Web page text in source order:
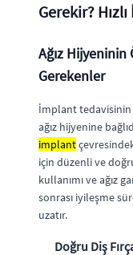
Gerekir?
Ağız
Gerekenler
İmplant tedavisinin
ağız hijyenine
implant
için düzenli ve
kullanımı ve ağız
sonrası iyileşme
uzatır.
Doğru Diş